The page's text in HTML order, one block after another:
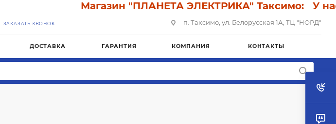
Магазин "ПЛАНЕТА ЭЛЕКТРИКА" Таксимо: У нас
ЗАКАЗАТЬ ЗВОНОК п. Таксимо, ул. Белорусская 1А, ТЦ "НОРД"
ДОСТАВКА ГАРАНТИЯ КОМПАНИЯ КОНТАКТЫ